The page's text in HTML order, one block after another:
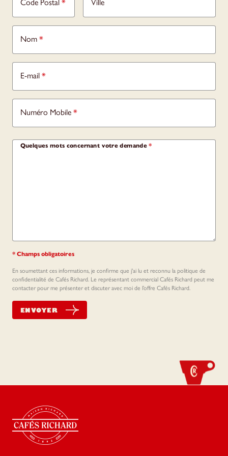
Code Postal * Ville
Nom *
E-mail *
Numéro Mobile *
Quelques mots concernant votre demande *
* Champs obligatoires
En soumettant ces informations, je confirme que j'ai lu et reconnu la politique de
confidentialité de Cafés Richard. Le représentant commercial Cafés Richard peut me
contacter pour me présenter et discuter avec moi de l’offre Cafés Richard.
ENVOYER